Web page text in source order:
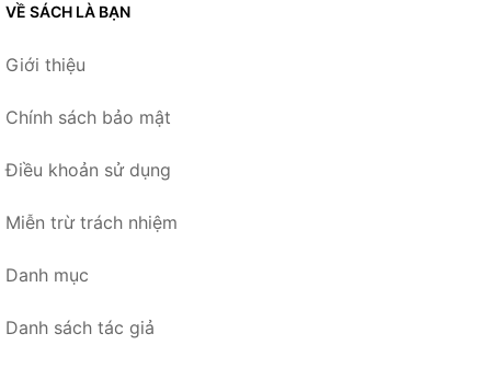
VỀ SÁCH LÀ BẠN
Giới thiệu
Chính sách bảo mật
Điều khoản sử dụng
Miễn trừ trách nhiệm
Danh mục
Danh sách tác giả